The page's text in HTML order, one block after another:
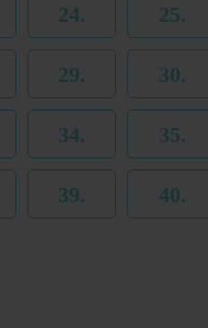
24. 25.
29. 30.
34. 35.
39. 40.